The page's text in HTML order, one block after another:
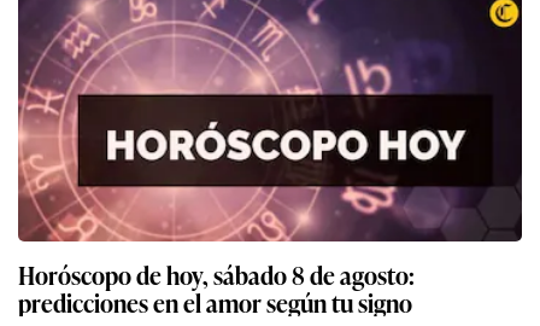
Horóscopo de hoy, sábado 8 de agosto:
predicciones en el amor según tu signo